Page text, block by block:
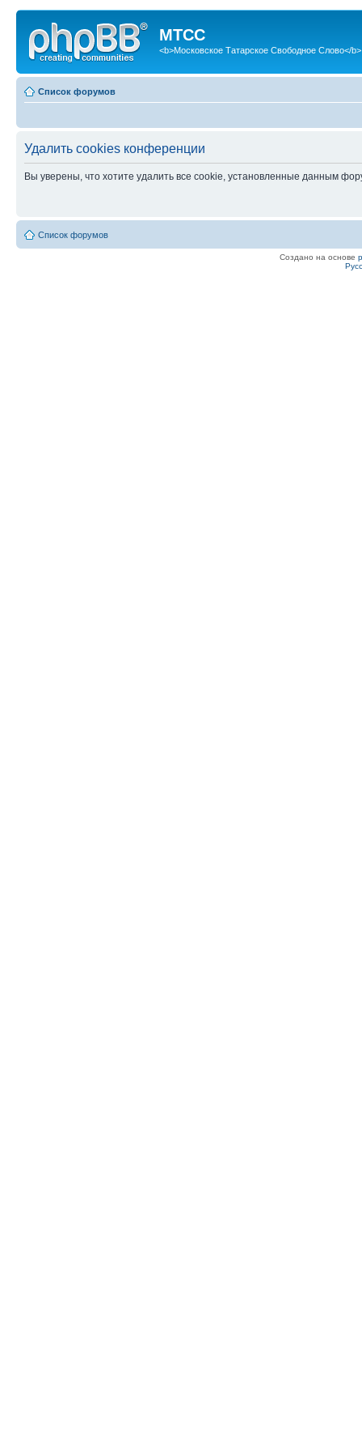
МТСС
<b>Московское Татарское Свободное Слово</b>
Список форумов
Удалить cookies конференции
Вы уверены, что хотите удалить все cookie, установленные данным
Список форумов
Создано на основе